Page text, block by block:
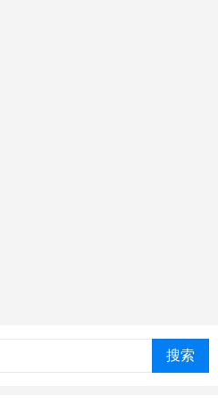
搜索